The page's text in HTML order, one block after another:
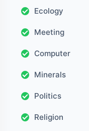
Ecology
Meeting
Computer
Minerals
Politics
Religion